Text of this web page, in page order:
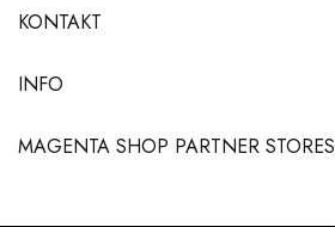
KONTAKT
INFO
MAGENTA SHOP PARTNER STORES